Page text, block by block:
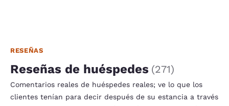
RESEÑAS
Reseñas de huéspedes (271)
Comentarios reales de huéspedes reales; ve lo que los
clientes tenían para decir después de su estancia a través